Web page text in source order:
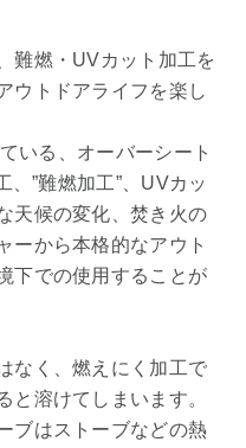
難燃・UVカット加工を
ウトドアライフを楽し
いる、オーバーシート
”難燃加工”、UVカッ
天候の変化、焚き火の
ーから本格的なアウト
下での使用することが
なく、燃えにく加工で
と溶けてしまいます。
ブはストーブなどの熱